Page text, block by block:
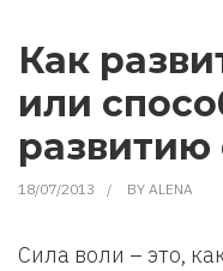
Как
или
развитию
18/07/2013 BY ALENA
Сила воли – это,